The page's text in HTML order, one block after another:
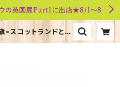
の英国展Part1に出店★8/1～8
=スコットランドと王